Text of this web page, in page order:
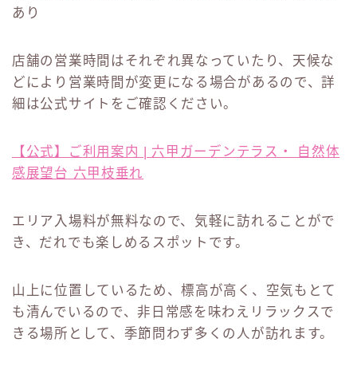
あり
店舗の営業時間はそれぞれ異なっていたり、天候な
どにより営業時間が変更になる場合があるので、詳
細は公式サイトをご確認ください。
【公式】ご利用案内 | 六甲ガーデンテラス・ 自然体
感展望台 六甲枝垂れ
エリア入場料が無料なので、気軽に訪れることがで
き、だれでも楽しめるスポットです。
山上に位置しているため、標高が高く、空気もとて
も清んでいるので、非日常感を味わえリラックスで
きる場所として、季節問わず多くの人が訪れます。